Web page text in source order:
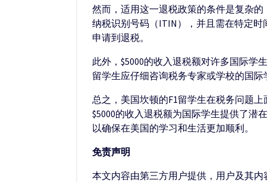
然而，适用这一退税政策的条件是复杂
纳税识别号码（ITIN），并且需在特定
申请到退税。
此外，$5000的收入退税额对许多国际学
留学生应仔细咨询税务专家或学校的国
总之，美国坎顿的F1留学生在税务问题
$5000的收入退税额为国际学生提供了潜
以确保在美国的学习和生活更加顺利。
免责声明
本文内容由第三方用户提供，用户及其内